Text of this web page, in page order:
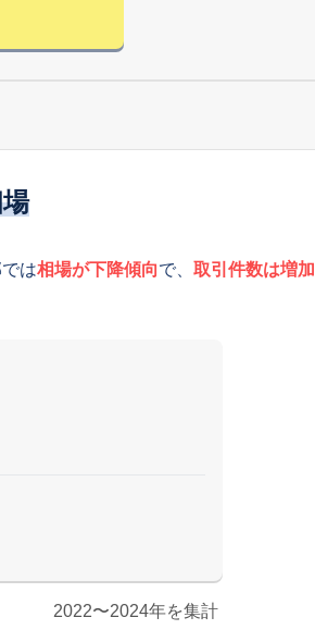
は相場が下降傾向で、 取引件数は増加
2022〜2024年を集計